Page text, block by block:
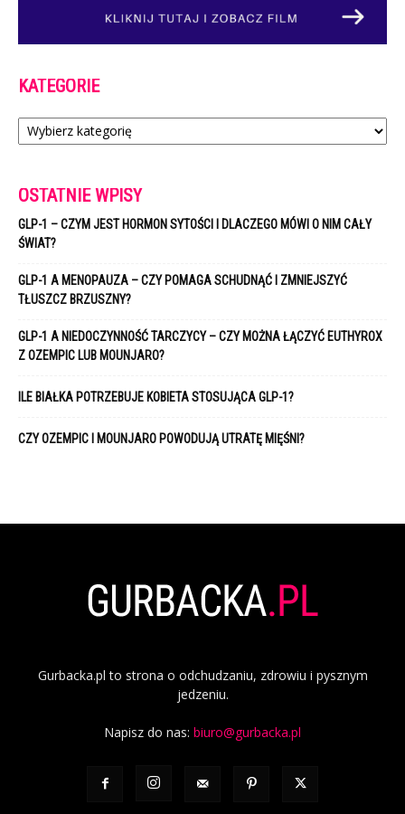
KATEGORIE
Kategorie
OSTATNIE WPISY
GLP-1 – CZYM JEST HORMON SYTOŚCI I DLACZEGO MÓWI O NIM CAŁY
ŚWIAT?
GLP-1 A MENOPAUZA – CZY POMAGA SCHUDNĄĆ I ZMNIEJSZYĆ
TŁUSZCZ BRZUSZNY?
GLP-1 A NIEDOCZYNNOŚĆ TARCZYCY – CZY MOŻNA ŁĄCZYĆ EUTHYROX
Z OZEMPIC LUB MOUNJARO?
ILE BIAŁKA POTRZEBUJE KOBIETA STOSUJĄCA GLP-1?
CZY OZEMPIC I MOUNJARO POWODUJĄ UTRATĘ MIĘŚNI?
Gurbacka.pl to strona o odchudzaniu, zdrowiu i pysznym
jedzeniu.
Napisz do nas: biuro@gurbacka.pl